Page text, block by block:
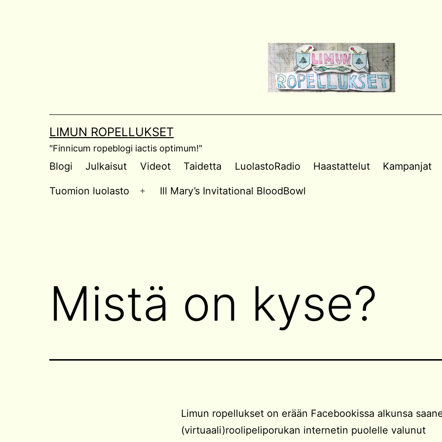
LIMUN ROPELLUKSET
"Finnicum ropeblogi iactis optimum!"
Blogi Julkaisut Videot Taidetta LuolastoRadio Haastattelut Kampanjat
Tuomion luolasto
Open
Ill Mary’s Invitational BloodBowl
Mistä on kyse?
Limun ropellukset on erään Facebookissa alkunsa
(virtuaali)roolipeliporukan internetin puolelle valunut